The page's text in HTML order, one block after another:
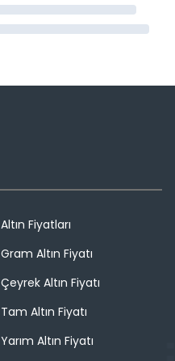
Altın Fiyatları
Gram Altın Fiyatı
Çeyrek Altın Fiyatı
Tam Altın Fiyatı
Yarım Altın Fiyatı